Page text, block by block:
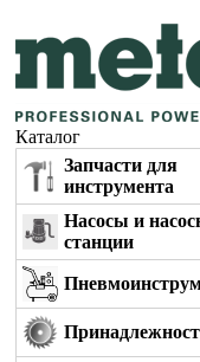
Каталог
Запчасти для
инструмента
Насосы и
станции